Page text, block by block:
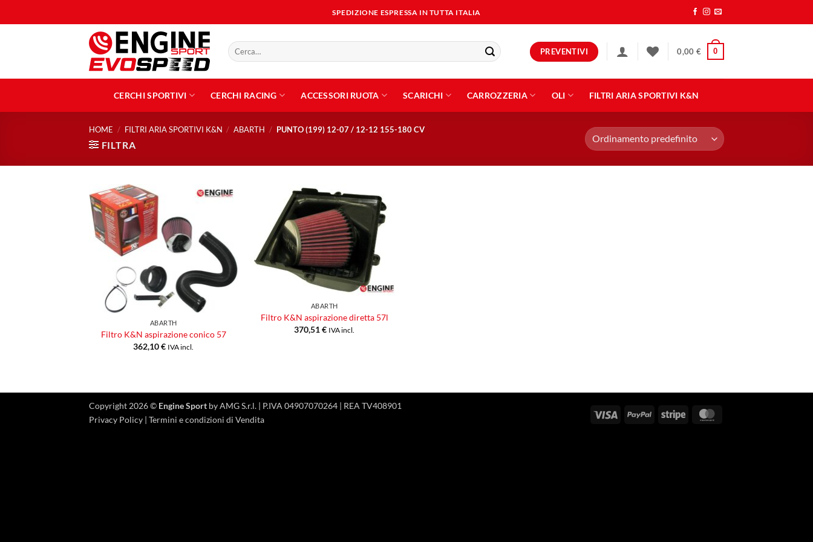
ai
SPEDIZIONE ESPRESSA IN TUTTA ITALIA
Cerca: PREVENTIVI 0,00 € 0
CERCHI SPORTIVI CERCHI RACING ACCESSORI RUOTA SCARICHI CARROZZERIA OLI FILTRI ARIA SPORTIVI K&N
HOME / FILTRI ARIA SPORTIVI K&N / ABARTH / PUNTO (199) 12-07 / 12-12 155-180 CV
FILTRA
dei
desideri
ABARTH
Filtro K&N aspirazione conico 57
362,10€ IVA incl.
Aggiungi
alla lista
dei
desideri
ABARTH
Filtro K&N aspirazione diretta 57l
370,51€ IVA incl.
Visa PayPal Stripe
Copyright 2026 © Engine Sport by AMG S.r.l. | P.IVA 04907070264 | REA TV408901
Privacy Policy | Termini e condizioni di Vendita